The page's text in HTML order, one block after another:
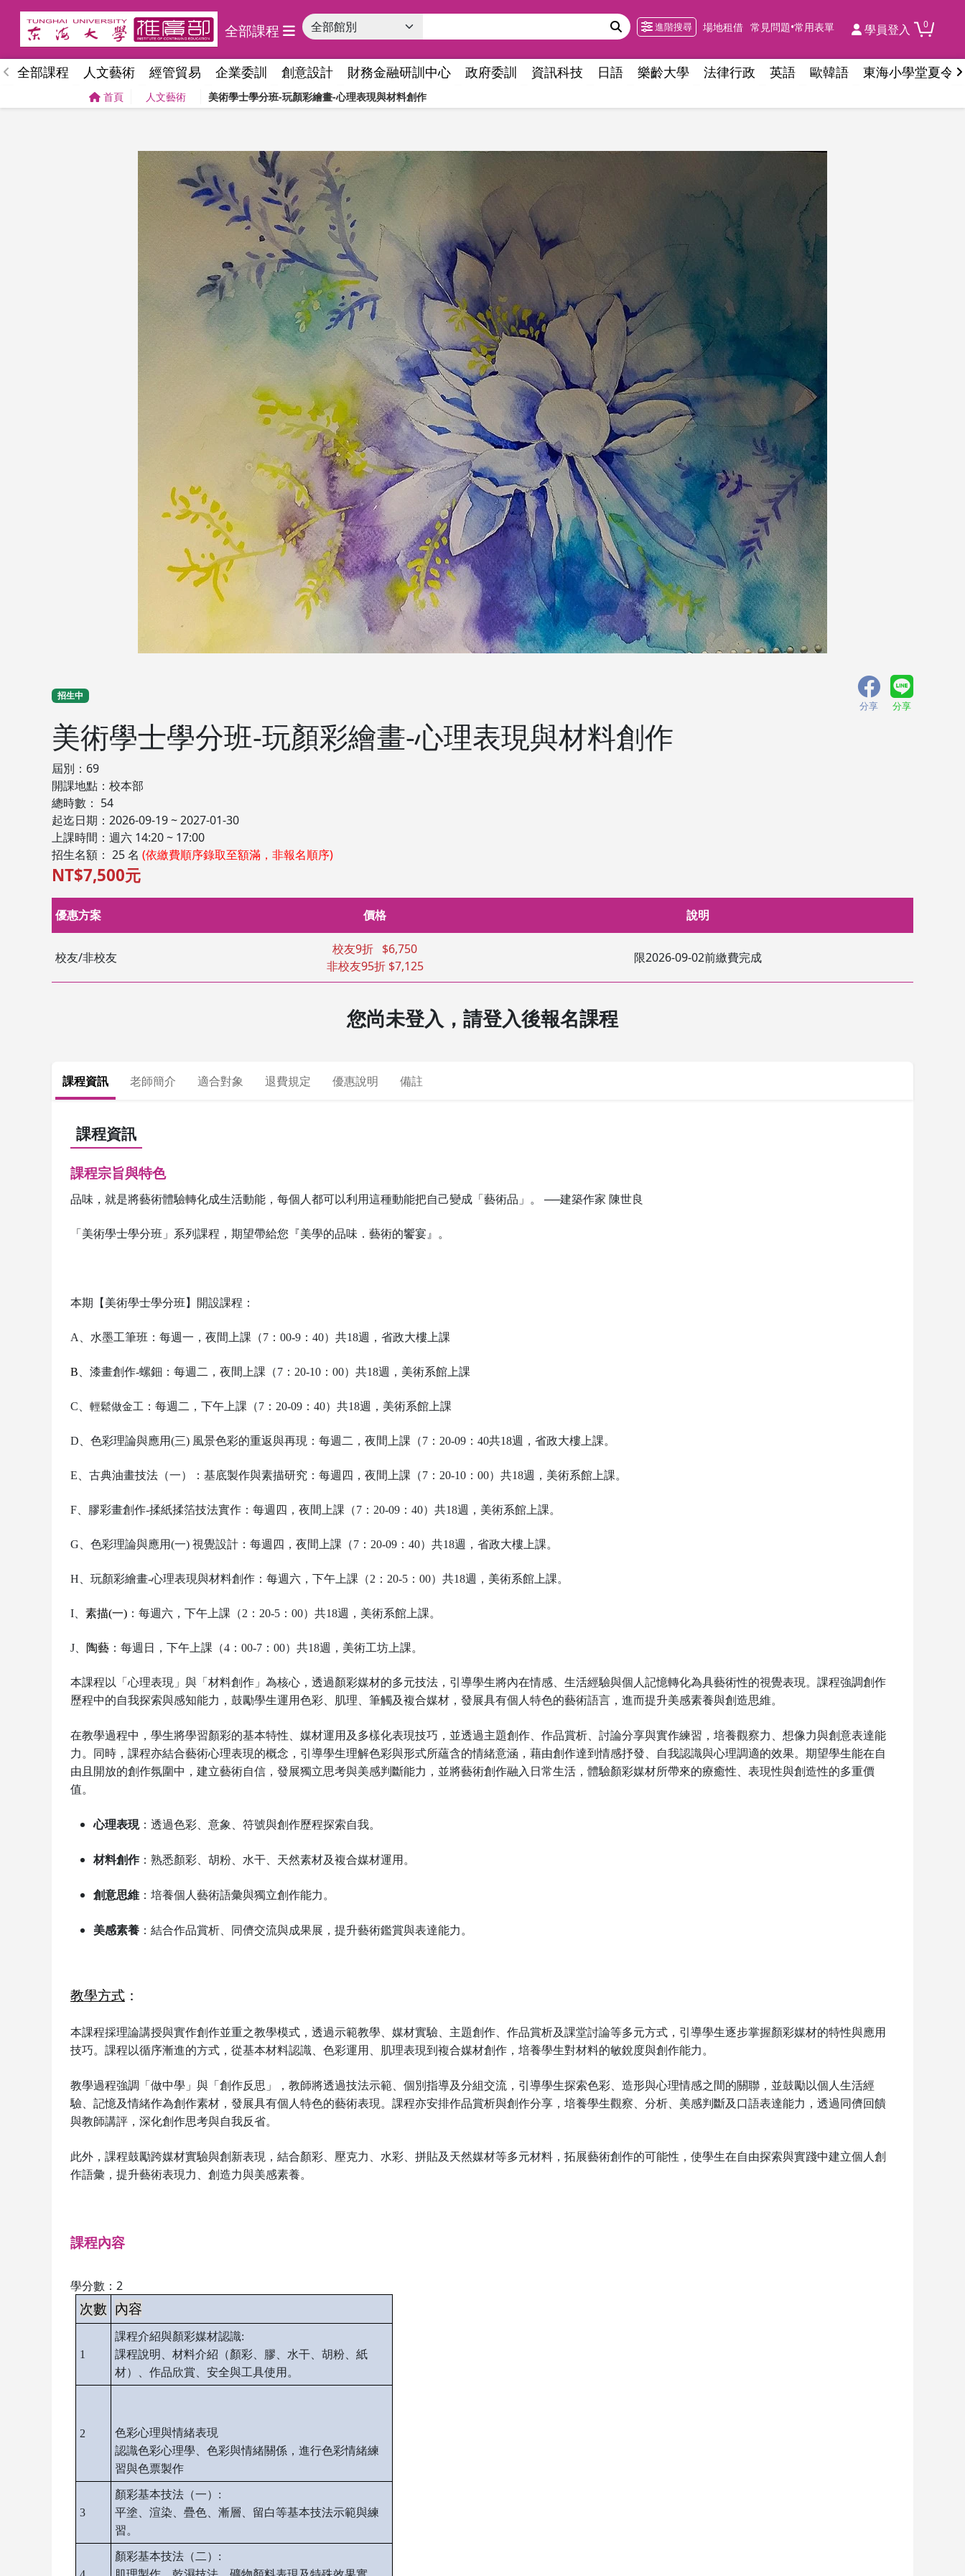
全部課程 進階搜尋 場地租借 常見問題•常用表單 學員登入 0
全部課程 人文藝術 經管貿易 企業委訓 創意設計 財務金融研訓中心 政府委訓 資訊科技 日語 樂齡大學 法律行政 英語 歐韓語 東海小學堂夏令
首頁 人文藝術 美術學士學分班-玩顏彩繪畫-心理表現與材料創作
招生中
分享 分享
美術學士學分班-玩顏彩繪畫-心理表現與材料創作
屆別：69
開課地點：校本部
總時數： 54
起迄日期：2026-09-19 ~ 2027-01-30
上課時間：週六 14:20 ~ 17:00
招生名額： 25 名 (依繳費順序錄取至額滿，非報名順序)
NT$7,500元
優惠方案 價格 說明
校友/非校友
校友9折 $6,750
非校友95折 $7,125
限2026-09-02前繳費完成
您尚未登入，請登入後報名課程
課程資訊 老師簡介 適合對象 退費規定 優惠說明 備註
課程資訊
課程宗旨與特色
品味，就是將藝術體驗轉化成生活動能，每個人都可以利用這種動能把自己變成「藝術品」。 ──建築作家 陳世良
「美術學士學分班」系列課程，期望帶給您『美學的品味．藝術的饗宴』。
本期【美術學士學分班】開設課程：
A 水墨工筆班：每週一，夜間上課（7：00-9：40）共18週，省政大樓 上課
B 、漆畫創作-螺鈿：每週二，夜間上課（7：20-10：00）共18週，美術系館上課
C 輕鬆做金工 ：每週二，下午上課（7：20-09：40）共18週，美術系館上課
D 、色彩理論與應用(三) 風景色彩的重返與再現 ： 每週二，夜間上課 （7 ：20-09：40共18週，省政大樓 上課。
E 、古典油畫技法（一）：基底製作與素描研究：每週四，夜間上課（7：20-10：00）共18週，美術系館上課。
F 、膠彩畫創作-揉紙揉箔技法實作：每週四，夜間上課（7：20-09：40）共18週，美術系館上課。
G 、色彩理論與應用(一) 視覺設計 ： 每週四，夜間上課（7：20-09：40） 共18週，省政大樓 上課。
H 玩顏彩繪畫-心理表現與材料創作：每週 六 ， 下午上課（2：20-5：00）共18週，美術系館上課。
I 素描(一) ：每週六，下午上課（2：20-5：00）共18週，美術系館上課。
J 陶藝 ：每週日，下午上課（4：00-7：00）共18週，美術工坊上課。
本課程以「心理表現」與「材料創作」為核心，透過顏彩媒材的多元技法，引導學生將內在情感、生活經驗與個人記憶轉化為具藝術性的視覺表現。課程強調創作
歷程中的自我探索與感知能力，鼓勵學生運用色彩、肌理、筆觸及複合媒材，發展具有個人特色的藝術語言，進而提升美感素養與創造思維。
在教學過程中，學生將學習顏彩的基本特性、媒材運用及多樣化表現技巧，並透過主題創作、作品賞析、討論分享與實作練習，培養觀察力、想像力與創意表達能
力。同時，課程亦結合藝術心理表現的概念，引導學生理解色彩與形式所蘊含的情緒意涵，藉由創作達到情感抒發、自我認識與心理調適的效果。期望學生能在自
由且開放的創作氛圍中，建立藝術自信，發展獨立思考與美感判斷能力，並將藝術創作融入日常生活，體驗顏彩媒材所帶來的療癒性、表現性與創造性的多重價
值。
心理表現：透過色彩、意象、符號與創作歷程探索自我。
材料創作：熟悉顏彩、胡粉、水干、天然素材及複合媒材運用。
創意思維 ：培養個人藝術語彙與獨立創作能力。
美感素養 ：結合作品賞析、同儕交流與成果展，提升藝術鑑賞與表達能力。
教學方式 ：
本課程採理論講授與實作創作並重之教學模式，透過示範教學、媒材實驗、主題創作、作品賞析及課堂討論等多元方式，引導學生逐步掌握顏彩媒材的特性與應用
技巧。課程以循序漸進的方式，從基本材料認識、色彩運用、肌理表現到複合媒材創作，培養學生對材料的敏銳度與創作能力。
教學過程強調「做中學」與「創作反思」，教師將透過技法示範、個別指導及分組交流，引導學生探索色彩、造形與心理情感之間的關聯，並鼓勵以個人生活經
驗、記憶及情緒作為創作素材，發展具有個人特色的藝術表現。課程亦安排作品賞析與創作分享，培養學生觀察、分析、美感判斷及口語表達能力，透過同儕回饋
與教師講評，深化創作思考與自我反省。
此外，課程鼓勵跨媒材實驗與創新表現，結合顏彩、壓克力、水彩、拼貼及天然媒材等多元材料，拓展藝術創作的可能性，使學生在自由探索與實踐中建立個人創
作語彙，提升藝術表現力、創造力與美感素養。
課程內容
學分數：2
次數 內容
1
課程介紹與顏彩媒材認識:
課程說明、材料介紹（顏彩、膠、水干、胡粉、紙
材）、作品欣賞、安全與工具使用。
2
色彩心理與情緒表現
認識色彩心理學、色彩與情緒關係，進行色彩情緒練
習與色票製作
3
顏彩基本技法（一） :
平塗、渲染、疊色、漸層、留白等基本技法示範與練
習。
顏彩基本技法（二）: